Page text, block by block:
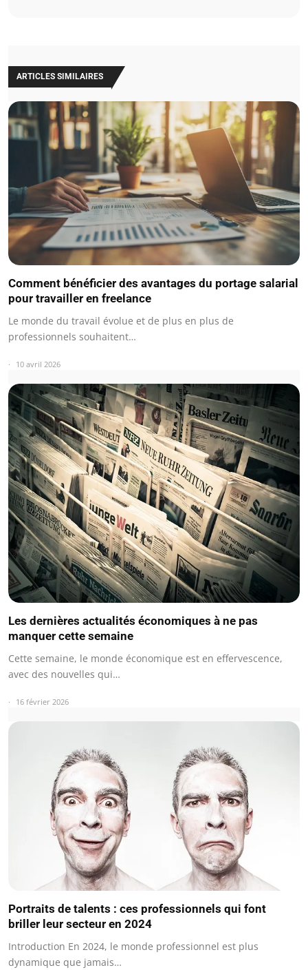
ARTICLES SIMILAIRES
Comment bénéficier des avantages du portage salarial
pour travailler en freelance
Le monde du travail évolue et de plus en plus de
professionnels souhaitent…
10 avril 2026
Les dernières actualités économiques à ne pas
manquer cette semaine
Cette semaine, le monde économique est en effervescence,
avec des nouvelles qui…
16 février 2026
Portraits de talents : ces professionnels qui font
briller leur secteur en 2024
Introduction En 2024, le monde professionnel est plus
dynamique que jamais…